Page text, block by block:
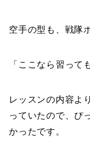
空手の型も、戦隊
「ここなら習って
レッスンの内容よ
っていたので、ぴ
かったです。